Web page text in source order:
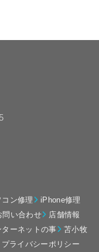
コン修理
iPhone修理
問い合わせ
店舗情報
ターネットの事
苫小牧
プライバシーポリシー